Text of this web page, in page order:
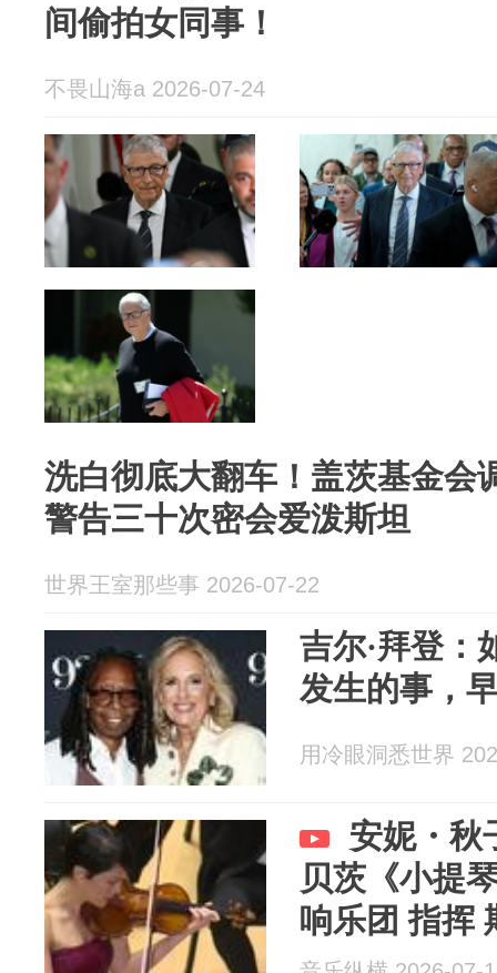
间偷拍女同事！
不畏山海a 2026-07-24
洗白彻底大翻车！盖茨基金会
警告三十次密会爱泼斯坦
世界王室那些事 2026-07-22
吉尔·拜登：
发生的事，
用冷眼洞悉世界
安妮・秋
贝茨《小提
响乐团 指挥